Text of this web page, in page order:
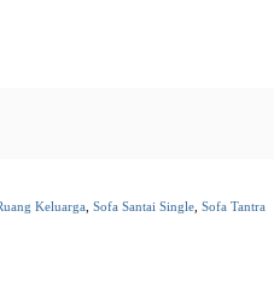
Keluarga Sofa Santai Single Sofa Tantra